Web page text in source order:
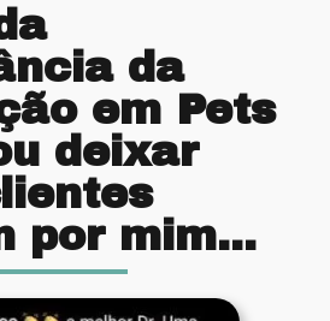
da
em Pets
deixar
por mim...